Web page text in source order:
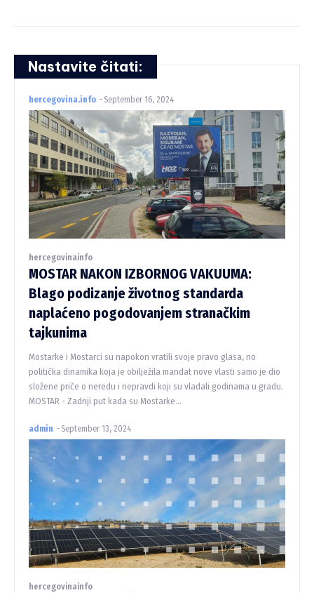
Nastavite čitati:
hercegovina.info - September 16, 2024
hercegovinainfo
MOSTAR NAKON IZBORNOG VAKUUMA:
Blago podizanje životnog standarda
naplaćeno pogodovanjem stranačkim
tajkunima
Mostarke i Mostarci su napokon vratili svoje pravo glasa, no
politička dinamika koja je obilježila mandat nove vlasti samo je dio
složene priče o neredu i nepravdi koji su vladali godinama u gradu.
MOSTAR - Zadnji put kada su Mostarke...
admin - September 13, 2024
hercegovinainfo